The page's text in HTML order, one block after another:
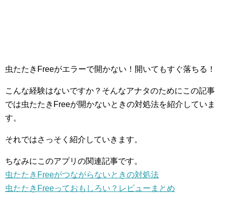
虫たたきFreeがエラーで開かない！開いてもすぐ落ちる！
こんな経験はないですか？そんなアナタのためにこの記事
では虫たたきFreeが開かないときの対処法を紹介していま
す。
それではさっそく紹介していきます。
ちなみにこのアプリの関連記事です。
虫たたきFreeがつながらないときの対処法
虫たたきFreeっておもしろい？レビューまとめ